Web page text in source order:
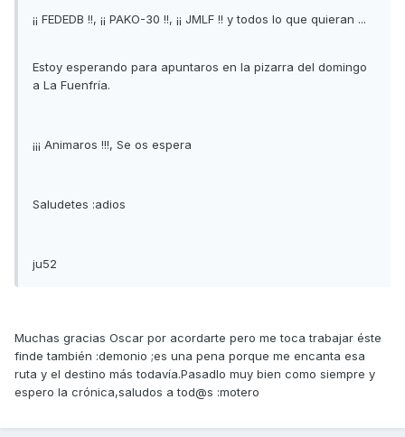
¡¡ FEDEDB !!, ¡¡ PAKO-30 !!, ¡¡ JMLF !! y todos lo que quieran ...
Estoy esperando para apuntaros en la pizarra del domingo
a La Fuenfría.
¡¡¡ Animaros !!!, Se os espera
Saludetes :adios
ju52
Muchas gracias Oscar por acordarte pero me toca trabajar éste
finde también :demonio ;es una pena porque me encanta esa
ruta y el destino más todavía.Pasadlo muy bien como siempre y
espero la crónica,saludos a tod@s :motero